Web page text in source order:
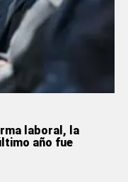
laboral, la
año fue